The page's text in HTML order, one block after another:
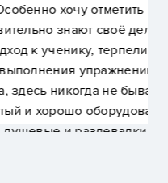
тренер умеет
технику и
если что-то не
или
всегда
состоянии.